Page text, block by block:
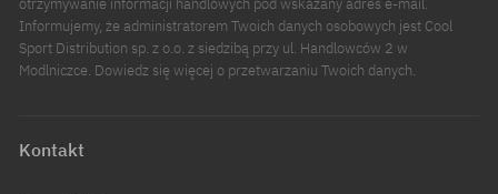
otrzymywanie informacji handlowych pod wskazany adres e-mail.
Informujemy, że administratorem Twoich danych osobowych jest Cool
Sport Distribution sp. z o.o. z siedzibą przy ul. Handlowców 2 w
Modlniczce. Dowiedz się więcej o przetwarzaniu Twoich danych.
Kontakt